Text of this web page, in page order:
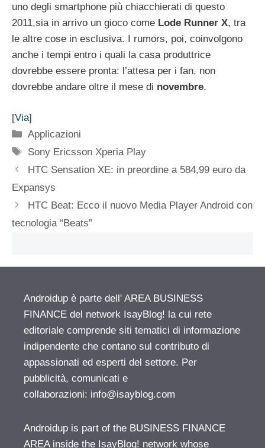
uno degli smartphone più chiacchierati di questo
2011,sia in arrivo un gioco come Lode Runner X, tra
le altre cose in esclusiva. I rumors, poi, coinvolgono
anche i tempi entro i quali la casa produttrice
dovrebbe essere pronta: l’attesa per i fan, non
dovrebbe andare oltre il mese di novembre.
[Via]
Categorie
Applicazioni
Tag
Sony Ericsson Xperia Play
HTC Sensation XE: in preordine a 584,99 euro da
Expansys
HTC Beat: Ecco il nuovo Media Player Android con
tecnologia “Beats”
Androidup è parte dell' AREA BUSINESS
FINANCE del network IsayBlog! la cui rete
editoriale comprende siti tematici di informazione
indipendente che contano sul contributo di
appassionati ed esperti del settore. Per
pubblicità, comunicati e
collaborazioni: info@isayblog.com
Androidup is part of the BUSINESS FINANCE
AREA inside the IsayBlog! network whose